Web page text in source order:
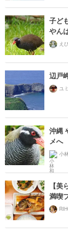
子ど
やん
え
辺戸
ユミ
沖縄
メへ
小
【
満喫